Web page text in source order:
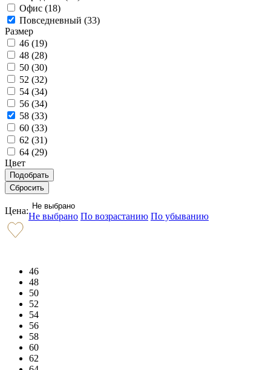
Офис (18)
Повседневный (33)
Размер
46 (19)
48 (28)
50 (30)
52 (32)
54 (34)
56 (34)
58 (33)
60 (33)
62 (31)
64 (29)
Цвет
Цена: Не выбрано
Не выбрано По возрастанию По убыванию
46
48
50
52
54
56
58
60
62